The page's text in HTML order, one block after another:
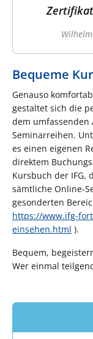
Bequeme
Genauso
gestaltet sich die
dem umfassenden
Seminarreihen.
es einen eigenen
direktem
Kursbuch der IFG,
sämtliche Online-
gesonderten
https://www.ifg-
einsehen.html ).
Bequem,
Wer einmal